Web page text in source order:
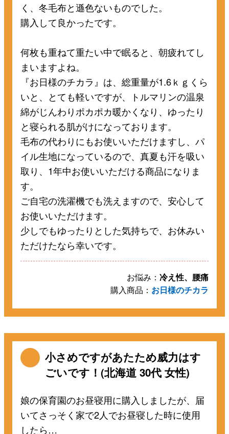
く、冬毛布と遜色ないものでした。
購入して良かったです。
何枚も重ねて重たい中で眠ると、朝疲れてし
まいますよね。
『お日様のチカラ』は、総重量が1.6ｋｇくら
いと、とても軽いですが、トルマリンの温泉
綿がじんわりポカポカ暖かくなり、ゆったり
と寝られる肌がけになっております。
毛布の代わりにもお使いいただけますし、パ
イル生地になっているので、真夏も汗を吸い
取り、1年中お使いいただける商品になりま
す。
ご自宅の洗濯機でも洗えますので、安心して
お使いいただけます。
少しでもゆったりとした気持ちで、お休みい
ただけたなら幸いです。
お悩み： 冷え性、腰痛
購入商品： お日様のチカラ
小さめですがあたため威力はす
ごいです！(北海道 30代 女性)
娘の保育園のお昼寝用に購入しましたが、届
いてさっそく家で2人でお昼寝した時に使用
したら…